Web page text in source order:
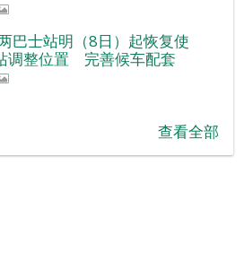
巴士站明（8日）起恢复使
调整位置 完善候车配套
查看全部